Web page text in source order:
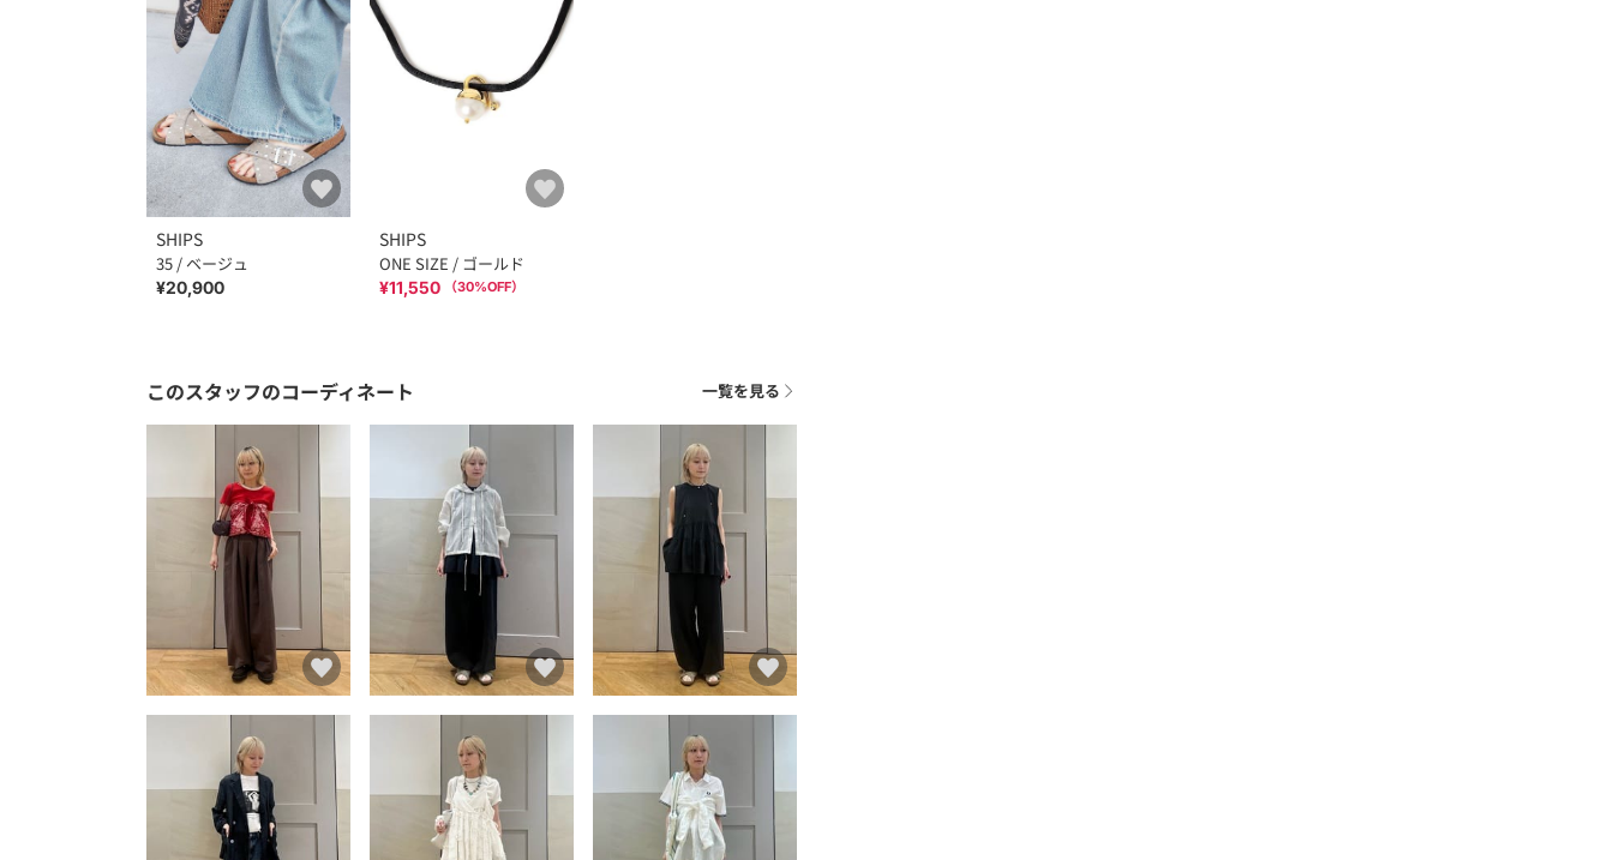
SHIPS
35 / ベージュ
¥20,900
SHIPS
ONE SIZE / ゴールド
¥11,550 （30%OFF）
このスタッフのコーディネート 一覧を見る